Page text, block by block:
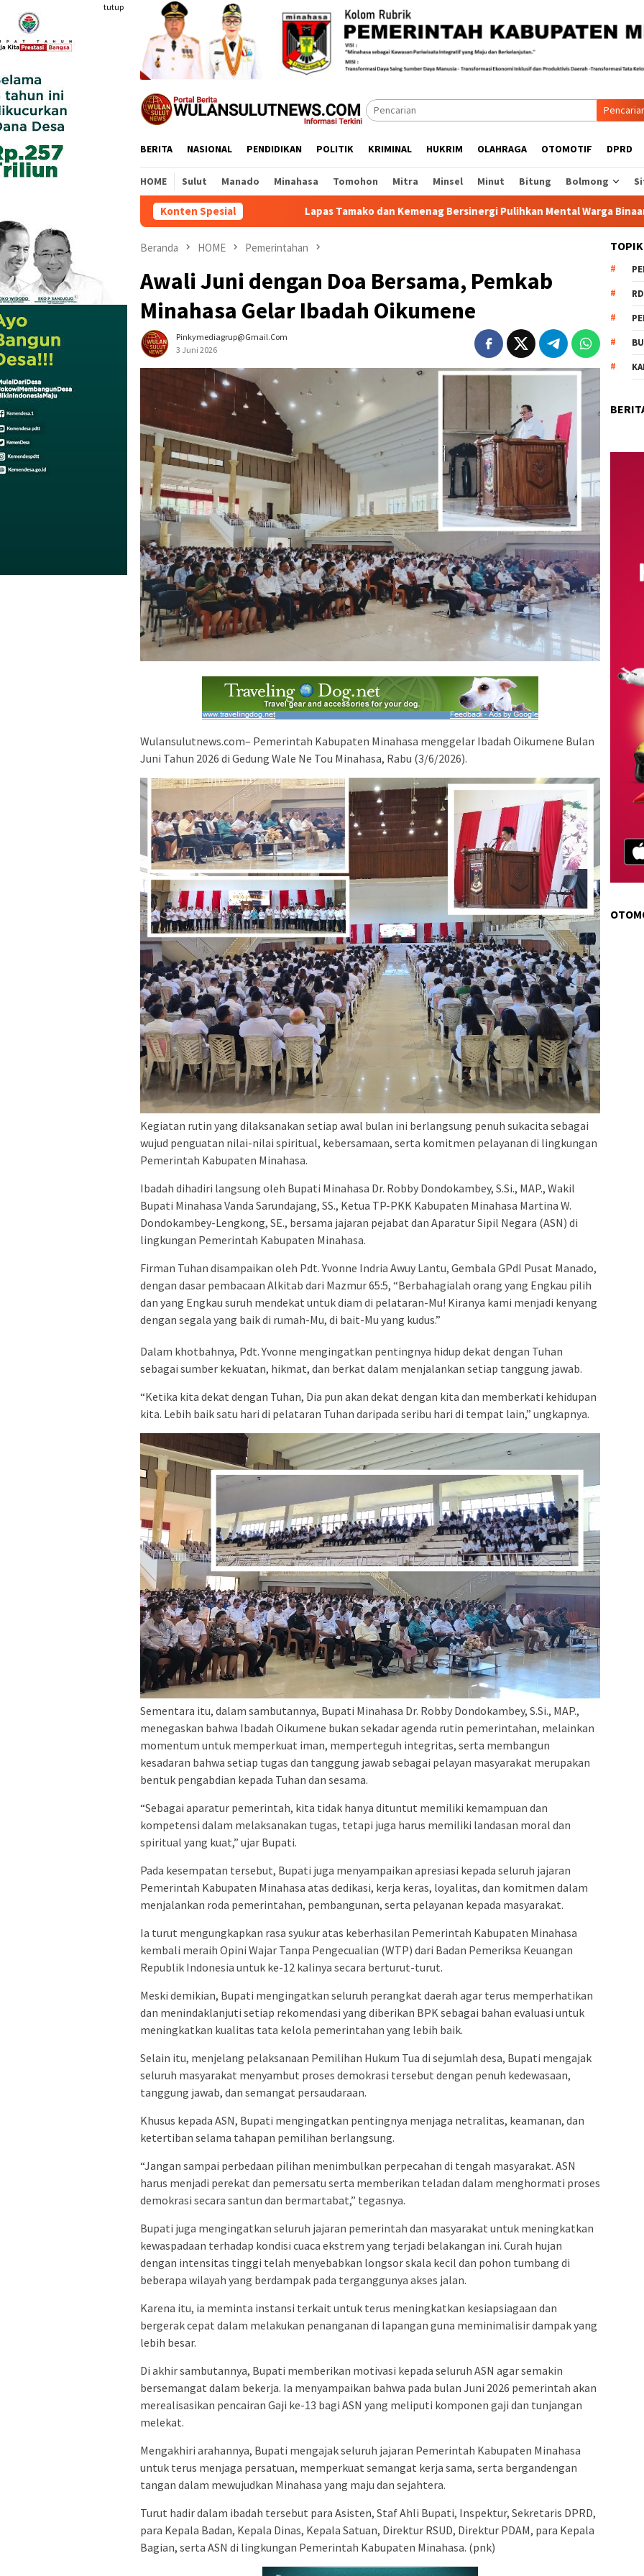
konten
tutup
BERITA NASIONAL PENDIDIKAN POLITIK KRIMINAL HUKRIM OLAHRAGA OTOMOTIF DPRD
HOME Sulut Manado Minahasa Tomohon Mitra Minsel Minut Bitung Bolmong
Konten Spesial
Lapas Tamako dan Kemenag Bersinergi Pulihkan Mental Warga Binaan 114 ASN Dilantik
Beranda HOME Pemerintahan
Awali Juni dengan Doa Bersama, Pemkab
Minahasa Gelar Ibadah Oikumene
Pinkymediagrup@gmail.com
3 Juni 2026
Wulansulutnews.com– Pemerintah Kabupaten Minahasa menggelar Ibadah Oikumene Bulan
Juni Tahun 2026 di Gedung Wale Ne Tou Minahasa, Rabu (3/6/2026).
Kegiatan rutin yang dilaksanakan setiap awal bulan ini berlangsung penuh sukacita sebagai
wujud penguatan nilai-nilai spiritual, kebersamaan, serta komitmen pelayanan di lingkungan
Pemerintah Kabupaten Minahasa.
Ibadah dihadiri langsung oleh Bupati Minahasa Dr. Robby Dondokambey, S.Si., MAP., Wakil
Bupati Minahasa Vanda Sarundajang, SS., Ketua TP-PKK Kabupaten Minahasa Martina W.
Dondokambey-Lengkong, SE., bersama jajaran pejabat dan Aparatur Sipil Negara (ASN) di
lingkungan Pemerintah Kabupaten Minahasa.
Firman Tuhan disampaikan oleh Pdt. Yvonne Indria Awuy Lantu, Gembala GPdI Pusat Manado,
dengan dasar pembacaan Alkitab dari Mazmur 65:5, “Berbahagialah orang yang Engkau pilih
dan yang Engkau suruh mendekat untuk diam di pelataran-Mu! Kiranya kami menjadi kenyang
dengan segala yang baik di rumah-Mu, di bait-Mu yang kudus.”
Dalam khotbahnya, Pdt. Yvonne mengingatkan pentingnya hidup dekat dengan Tuhan
sebagai sumber kekuatan, hikmat, dan berkat dalam menjalankan setiap tanggung jawab.
“Ketika kita dekat dengan Tuhan, Dia pun akan dekat dengan kita dan memberkati kehidupan
kita. Lebih baik satu hari di pelataran Tuhan daripada seribu hari di tempat lain,” ungkapnya.
Sementara itu, dalam sambutannya, Bupati Minahasa Dr. Robby Dondokambey, S.Si., MAP.,
menegaskan bahwa Ibadah Oikumene bukan sekadar agenda rutin pemerintahan, melainkan
momentum untuk memperkuat iman, memperteguh integritas, serta membangun
kesadaran bahwa setiap tugas dan tanggung jawab sebagai pelayan masyarakat merupakan
bentuk pengabdian kepada Tuhan dan sesama.
“Sebagai aparatur pemerintah, kita tidak hanya dituntut memiliki kemampuan dan
kompetensi dalam melaksanakan tugas, tetapi juga harus memiliki landasan moral dan
spiritual yang kuat,” ujar Bupati.
Pada kesempatan tersebut, Bupati juga menyampaikan apresiasi kepada seluruh jajaran
Pemerintah Kabupaten Minahasa atas dedikasi, kerja keras, loyalitas, dan komitmen dalam
menjalankan roda pemerintahan, pembangunan, serta pelayanan kepada masyarakat.
Ia turut mengungkapkan rasa syukur atas keberhasilan Pemerintah Kabupaten Minahasa
kembali meraih Opini Wajar Tanpa Pengecualian (WTP) dari Badan Pemeriksa Keuangan
Republik Indonesia untuk ke-12 kalinya secara berturut-turut.
Meski demikian, Bupati mengingatkan seluruh perangkat daerah agar terus memperhatikan
dan menindaklanjuti setiap rekomendasi yang diberikan BPK sebagai bahan evaluasi untuk
meningkatkan kualitas tata kelola pemerintahan yang lebih baik.
Selain itu, menjelang pelaksanaan Pemilihan Hukum Tua di sejumlah desa, Bupati mengajak
seluruh masyarakat menyambut proses demokrasi tersebut dengan penuh kedewasaan,
tanggung jawab, dan semangat persaudaraan.
Khusus kepada ASN, Bupati mengingatkan pentingnya menjaga netralitas, keamanan, dan
ketertiban selama tahapan pemilihan berlangsung.
“Jangan sampai perbedaan pilihan menimbulkan perpecahan di tengah masyarakat. ASN
harus menjadi perekat dan pemersatu serta memberikan teladan dalam menghormati proses
demokrasi secara santun dan bermartabat,” tegasnya.
Bupati juga mengingatkan seluruh jajaran pemerintah dan masyarakat untuk meningkatkan
kewaspadaan terhadap kondisi cuaca ekstrem yang terjadi belakangan ini. Curah hujan
dengan intensitas tinggi telah menyebabkan longsor skala kecil dan pohon tumbang di
beberapa wilayah yang berdampak pada terganggunya akses jalan.
Karena itu, ia meminta instansi terkait untuk terus meningkatkan kesiapsiagaan dan
bergerak cepat dalam melakukan penanganan di lapangan guna meminimalisir dampak yang
lebih besar.
Di akhir sambutannya, Bupati memberikan motivasi kepada seluruh ASN agar semakin
bersemangat dalam bekerja. Ia menyampaikan bahwa pada bulan Juni 2026 pemerintah akan
merealisasikan pencairan Gaji ke-13 bagi ASN yang meliputi komponen gaji dan tunjangan
melekat.
Mengakhiri arahannya, Bupati mengajak seluruh jajaran Pemerintah Kabupaten Minahasa
untuk terus menjaga persatuan, memperkuat semangat kerja sama, serta bergandengan
tangan dalam mewujudkan Minahasa yang maju dan sejahtera.
Turut hadir dalam ibadah tersebut para Asisten, Staf Ahli Bupati, Inspektur, Sekretaris DPRD,
para Kepala Badan, Kepala Dinas, Kepala Satuan, Direktur RSUD, Direktur PDAM, para Kepala
Bagian, serta ASN di lingkungan Pemerintah Kabupaten Minahasa. (pnk)